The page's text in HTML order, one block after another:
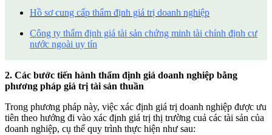
Hồ sơ cung cấp thẩm định giá trị doanh nghiệp
Công ty thẩm định giá tài sản chứng minh tài chính định cư
nước ngoài uy tín
2. Các bước tiến hành thẩm định giá doanh nghiệp bằng
phương pháp giá trị tài sản thuần
Trong phương pháp này, việc xác định giá trị doanh nghiệp được ưu
tiên theo hướng đi vào xác định giá trị thị trường cuả các tài sản của
doanh nghiệp, cụ thể quy trình thực hiện như sau: